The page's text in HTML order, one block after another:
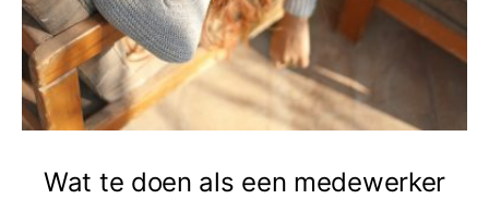
Wat te doen als een medewerker